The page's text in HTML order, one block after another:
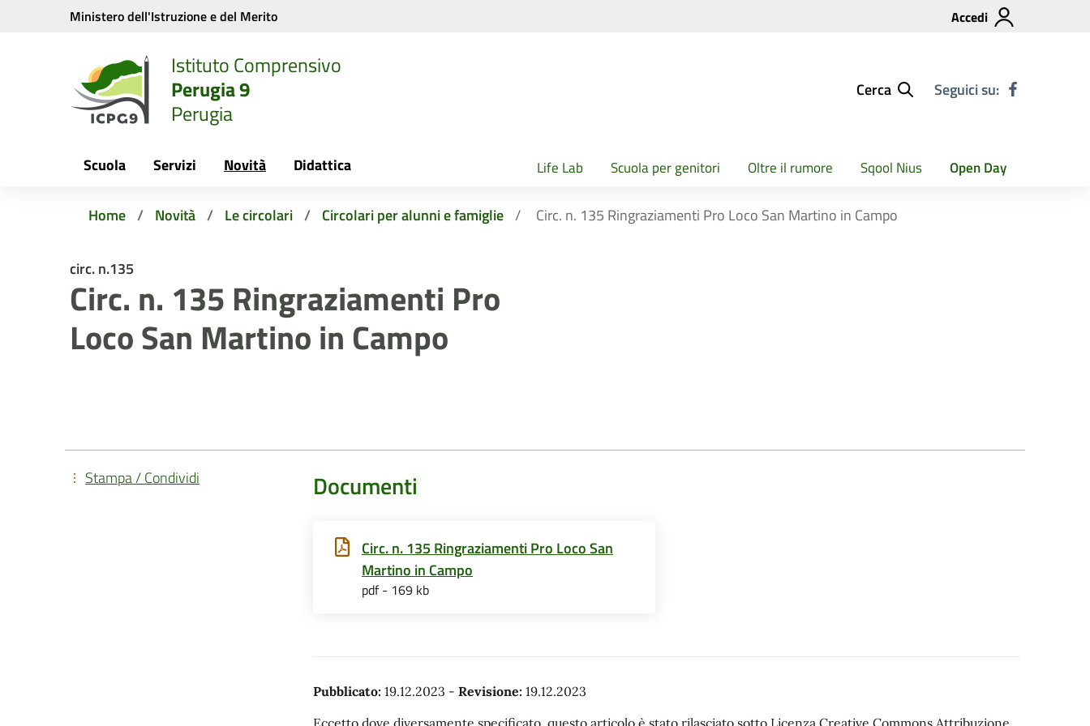
Vai ai contenuti
Vai al menu di navigazione
Ministero dell'Istruzione e del Merito Accedi
Istituto Comprensivo
Perugia 9
Perugia
Cerca Seguici su:
Scuola Servizi Novità Didattica Life Lab Scuola per genitori Oltre il rumore Sqool Nius Open Day
Home Novità Le circolari Circolari per alunni e famiglie Circ. n. 135 Ringraziamenti Pro Loco San Martino in Campo
circ. n.135
Circ. n. 135 Ringraziamenti Pro
Loco San Martino in Campo
Documenti
Circ. n. 135 Ringraziamenti Pro Loco San
Martino in Campo
pdf - 169 kb
Pubblicato: 19.12.2023 - Revisione: 19.12.2023
Eccetto dove diversamente specificato, questo articolo è stato rilasciato sotto Licenza Creative Commons Attribuzione
Stampa / Condividi